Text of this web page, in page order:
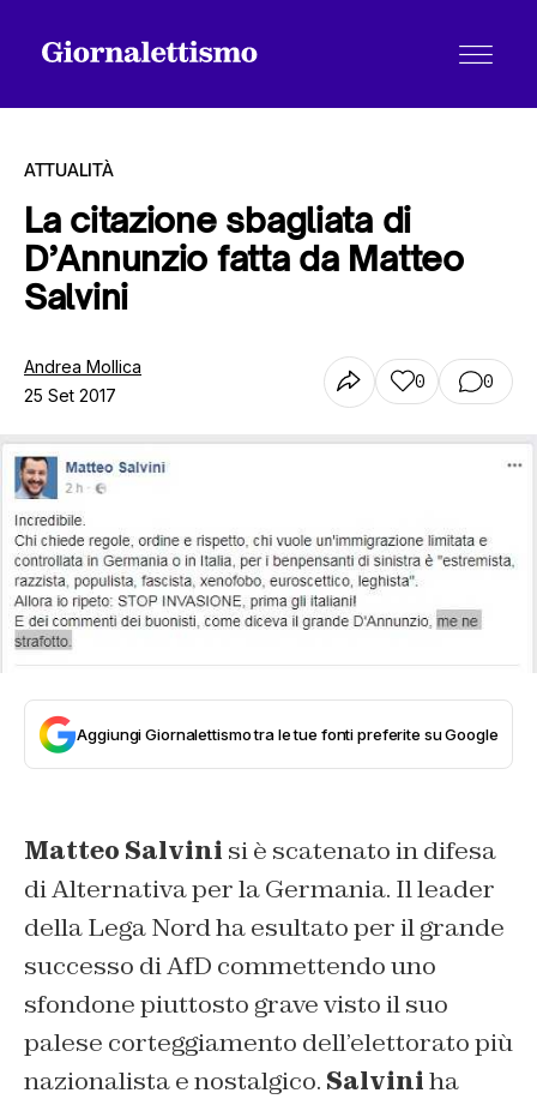
Tutti gli articoli
Chi siamo
Contatti
ATTUALITÀ
La citazione sbagliata di
D’Annunzio fatta da Matteo
Salvini
Andrea Mollica
25 Set 2017
0 0
Aggiungi Giornalettismo tra le tue fonti preferite su Google
Matteo Salvini si è scatenato in difesa
di Alternativa per la Germania. Il leader
della Lega Nord ha esultato per il grande
successo di AfD commettendo uno
sfondone piuttosto grave visto il suo
palese corteggiamento dell’elettorato più
nazionalista e nostalgico. Salviniha